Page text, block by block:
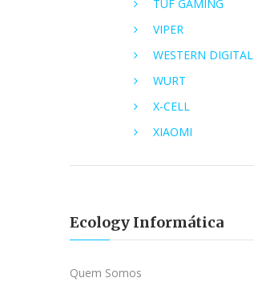
TUF GAMING
VIPER
WESTERN DIGITAL
WURT
X-CELL
XIAOMI
Ecology Informática
Quem Somos